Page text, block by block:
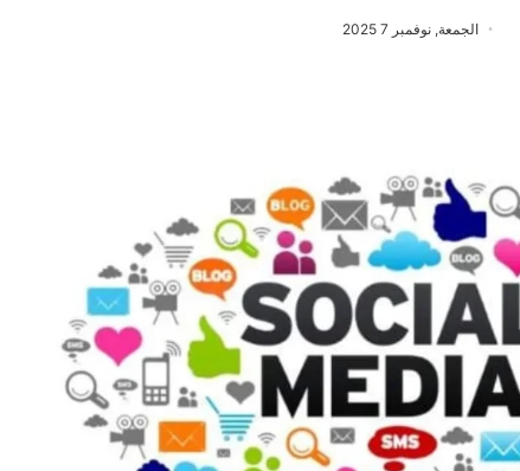
الجمعة, نوفمبر 7 2025